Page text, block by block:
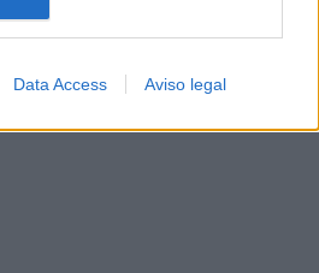
Data Access Aviso legal